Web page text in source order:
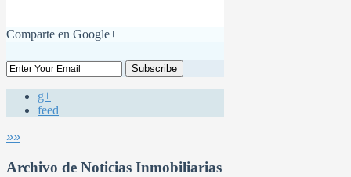
Comparte en Google+
g+
feed
»»
Archivo de Noticias Inmobiliarias